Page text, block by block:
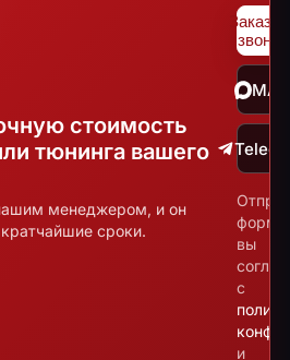
стоимость
тюнинга вашего
менеджером, и он
сроки.
звонок
форму,
вы
с
и